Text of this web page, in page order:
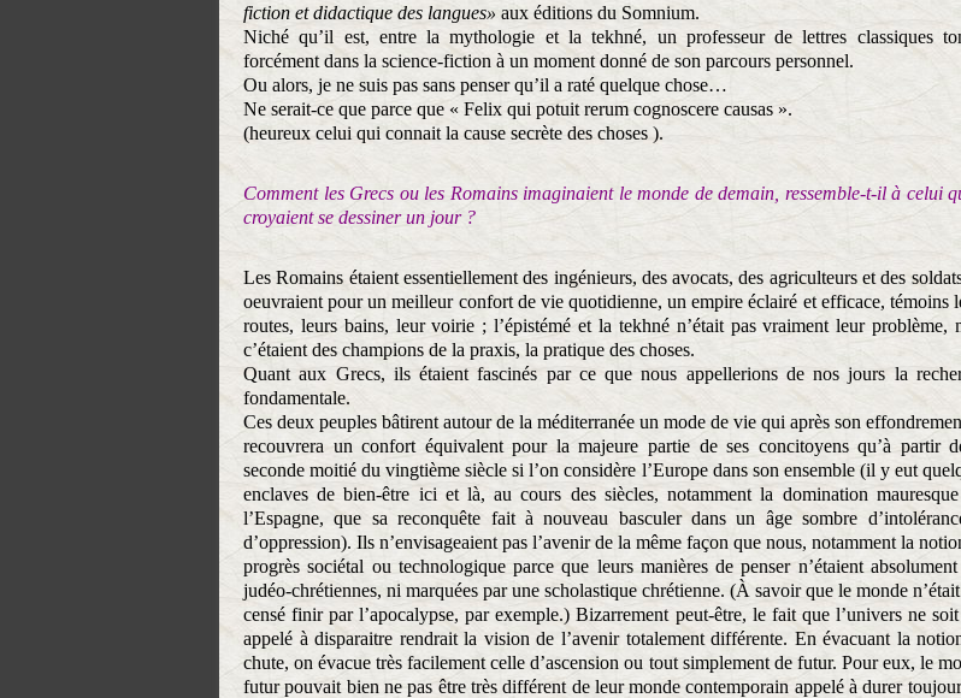
fiction et didactique des langues» aux éditions du Somnium.
Niché qu’il est, entre la mythologie et la tekhné, un professeur de lettres classiques
forcément dans la science-fiction à un moment donné de son parcours personnel.
Ou alors, je ne suis pas sans penser qu’il a raté quelque chose…
Ne serait-ce que parce que « Felix qui potuit rerum cognoscere causas ».
(heureux celui qui connait la cause secrète des choses ).
Comment les Grecs ou les Romains imaginaient le monde de demain, ressemble-t-il à celui
croyaient se dessiner un jour ?
Les Romains étaient essentiellement des ingénieurs, des avocats, des agriculteurs et des
oeuvraient pour un meilleur confort de vie quotidienne, un empire éclairé et efficace, témoins
routes, leurs bains, leur voirie ; l’épistémé et la tekhné n’était pas vraiment leur problème,
c’étaient des champions de la praxis, la pratique des choses.
Quant aux Grecs, ils étaient fascinés par ce que nous appellerions de nos jours la
fondamentale.
Ces deux peuples bâtirent autour de la méditerranée un mode de vie qui après son
recouvrera un confort équivalent pour la majeure partie de ses concitoyens qu’à partir
seconde moitié du vingtième siècle si l’on considère l’Europe dans son ensemble (il y eut
enclaves de bien-être ici et là, au cours des siècles, notamment la domination
l’Espagne, que sa reconquête fait à nouveau basculer dans un âge sombre
d’oppression). Ils n’envisageaient pas l’avenir de la même façon que nous, notamment la
progrès sociétal ou technologique parce que leurs manières de penser n’étaient absolument
judéo-chrétiennes, ni marquées par une scholastique chrétienne. (À savoir que le monde
censé finir par l’apocalypse, par exemple.) Bizarrement peut-être, le fait que l’univers ne
appelé à disparaitre rendrait la vision de l’avenir totalement différente. En évacuant la
chute, on évacue très facilement celle d’ascension ou tout simplement de futur. Pour eux, le
futur pouvait bien ne pas être très différent de leur monde contemporain appelé à durer